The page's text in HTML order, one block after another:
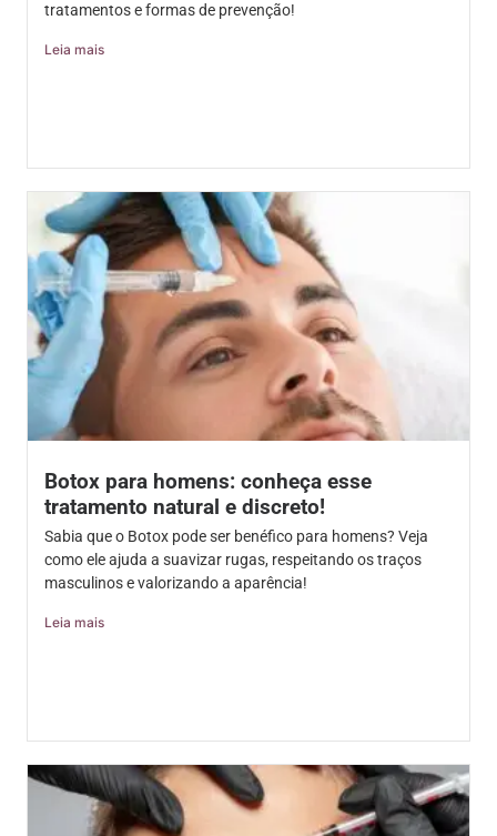
tratamentos e formas de prevenção!
Leia mais
Botox para homens: conheça esse
tratamento natural e discreto!
Sabia que o Botox pode ser benéfico para homens? Veja
como ele ajuda a suavizar rugas, respeitando os traços
masculinos e valorizando a aparência!
Leia mais